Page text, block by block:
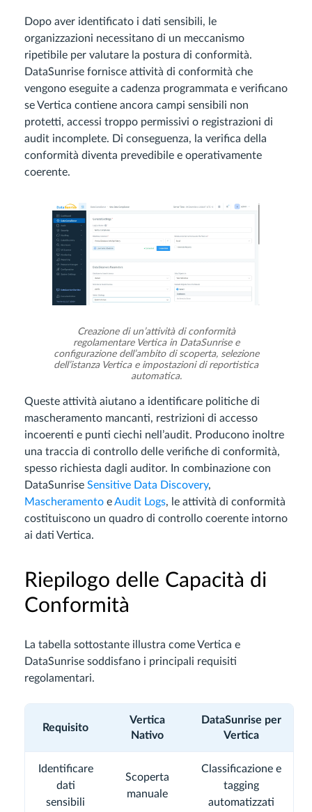
Dopo aver identificato i dati sensibili, le
organizzazioni necessitano di un meccanismo
ripetibile per valutare la postura di conformità.
DataSunrise fornisce attività di conformità che
vengono eseguite a cadenza programmata e verificano
se Vertica contiene ancora campi sensibili non
protetti, accessi troppo permissivi o registrazioni di
audit incomplete. Di conseguenza, la verifica della
conformità diventa prevedibile e operativamente
coerente.
Creazione di un’attività di conformità
regolamentare Vertica in DataSunrise e
configurazione dell’ambito di scoperta, selezione
dell’istanza Vertica e impostazioni di reportistica
automatica.
Queste attività aiutano a identificare politiche di
mascheramento mancanti, restrizioni di accesso
incoerenti e punti ciechi nell’audit. Producono inoltre
una traccia di controllo delle verifiche di conformità,
spesso richiesta dagli auditor. In combinazione con
DataSunrise Sensitive Data Discovery,
Mascheramento eAudit Logs, le attività di conformità
costituiscono un quadro di controllo coerente intorno
ai dati Vertica.
Riepilogo delle Capacità di
Conformità
La tabella sottostante illustra come Vertica e
DataSunrise soddisfano i principali requisiti
regolamentari.
Requisito
Vertica
Nativo
DataSunrise per
Vertica
Identificare
dati
sensibili
Scoperta
manuale
Classificazione e
tagging
automatizzati